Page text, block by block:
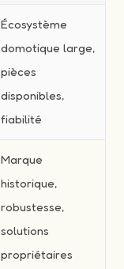
Écosystème
domotique large,
pièces
disponibles,
fiabilité
Marque
historique,
robustesse,
solutions
propriétaires